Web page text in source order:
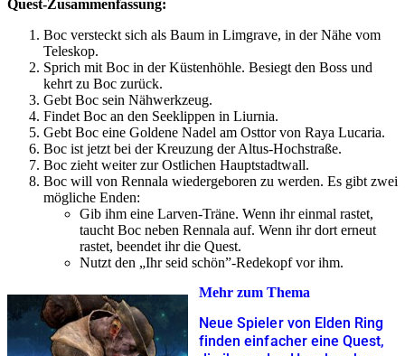
Quest-Zusammenfassung:
Boc versteckt sich als Baum in Limgrave, in der Nähe vom
Teleskop.
Sprich mit Boc in der Küstenhöhle. Besiegt den Boss und
kehrt zu Boc zurück.
Gebt Boc sein Nähwerkzeug.
Findet Boc an den Seeklippen in Liurnia.
Gebt Boc eine Goldene Nadel am Osttor von Raya Lucaria.
Boc ist jetzt bei der Kreuzung der Altus-Hochstraße.
Boc zieht weiter zur Ostlichen Hauptstadtwall.
Boc will von Rennala wiedergeboren zu werden. Es gibt zwei
mögliche Enden:
Gib ihm eine Larven-Träne. Wenn ihr einmal rastet,
taucht Boc neben Rennala auf. Wenn ihr dort erneut
rastet, beendet ihr die Quest.
Nutzt den „Ihr seid schön”-Redekopf vor ihm.
Mehr zum Thema
Neue Spieler von Elden Ring
finden einfacher eine Quest,